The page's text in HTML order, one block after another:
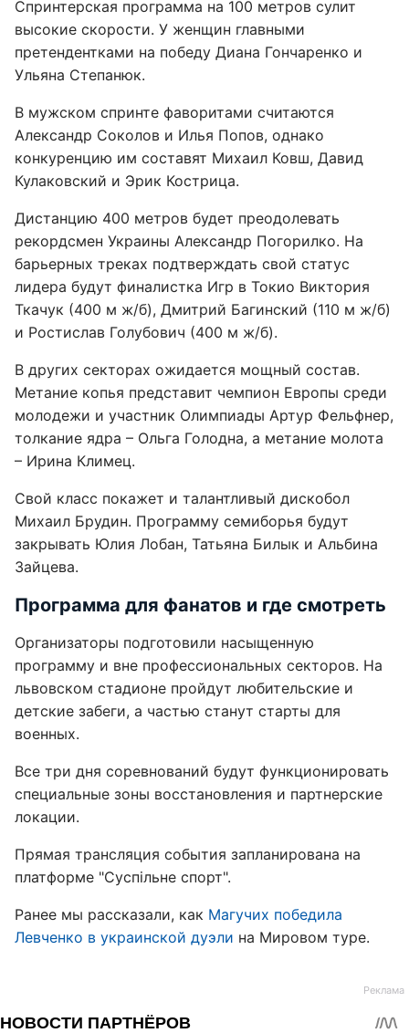
Спринтерская программа на 100 метров сулит
высокие скорости. У женщин главными
претендентками на победу Диана Гончаренко и
Ульяна Степанюк.
В мужском спринте фаворитами считаются
Александр Соколов и Илья Попов, однако
конкуренцию им составят Михаил Ковш, Давид
Кулаковский и Эрик Кострица.
Дистанцию 400 метров будет преодолевать
рекордсмен Украины Александр Погорилко. На
барьерных треках подтверждать свой статус
лидера будут финалистка Игр в Токио Виктория
Ткачук (400 м ж/б), Дмитрий Багинский (110 м ж/б)
и Ростислав Голубович (400 м ж/б).
В других секторах ожидается мощный состав.
Метание копья представит чемпион Европы среди
молодежи и участник Олимпиады Артур Фельфнер,
толкание ядра – Ольга Голодна, а метание молота
– Ирина Климец.
Свой класс покажет и талантливый дискобол
Михаил Брудин. Программу семиборья будут
закрывать Юлия Лобан, Татьяна Билык и Альбина
Зайцева.
Программа для фанатов и где смотреть
Организаторы подготовили насыщенную
программу и вне профессиональных секторов. На
львовском стадионе пройдут любительские и
детские забеги, а частью станут старты для
военных.
Все три дня соревнований будут функционировать
специальные зоны восстановления и партнерские
локации.
Прямая трансляция события запланирована на
платформе "Суспільне спорт".
Ранее мы рассказали, как Магучих победила
Левченко в украинской дуэли на Мировом туре.